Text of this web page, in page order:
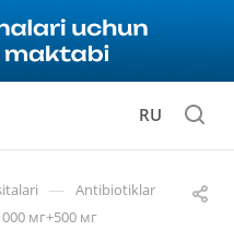
RU
— Antibiotiklar
мг+500 мг